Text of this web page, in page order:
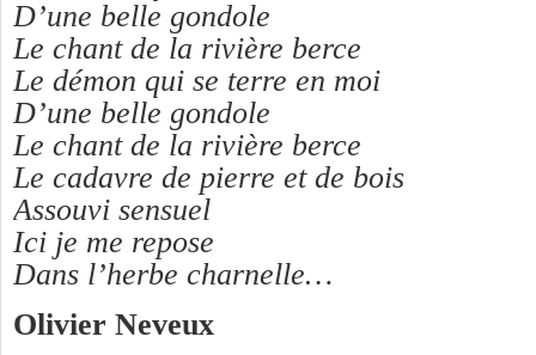
D’une belle gondole
Le chant de la rivière berce
Le démon qui se terre en moi
D’une belle gondole
Le chant de la rivière berce
Le cadavre de pierre et de bois
Assouvi sensuel
Ici je me repose
Dans l’herbe charnelle…
Olivier Neveux